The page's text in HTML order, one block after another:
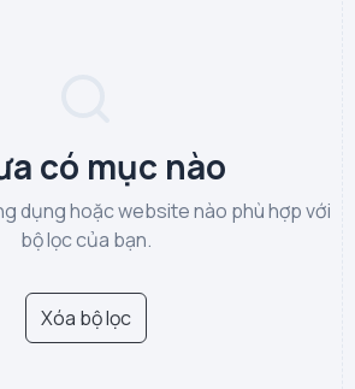
có mục nào
dụng hoặc website nào phù hợp với
bộ lọc của bạn.
Xóa bộ lọc